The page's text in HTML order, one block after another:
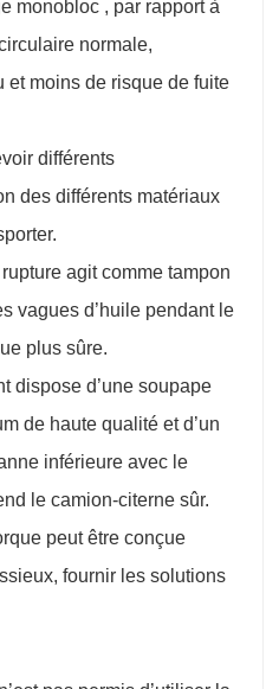
monobloc , par rapport à
normale,
et moins de risque de fuite
différents
des différents matériaux
agit comme tampon
vagues d’huile pendant le
plus sûre.
dispose d’une soupape
de haute qualité et d’un
inférieure avec le
le camion-citerne sûr.
peut être conçue
fournir les solutions